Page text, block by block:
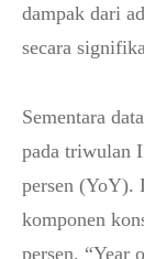
dampak dari
secara
Sementara
pada triwulan
persen (YoY).
komponen
persen. “Year